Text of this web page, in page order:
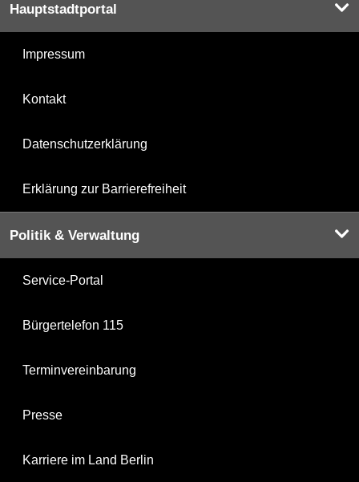
Hauptstadtportal
Impressum
Kontakt
Datenschutzerklärung
Erklärung zur Barrierefreiheit
Politik & Verwaltung
Service-Portal
Bürgertelefon 115
Terminvereinbarung
Presse
Karriere im Land Berlin